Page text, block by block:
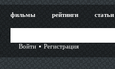
фильмы рейтинги статьи
Войти
Регистрация